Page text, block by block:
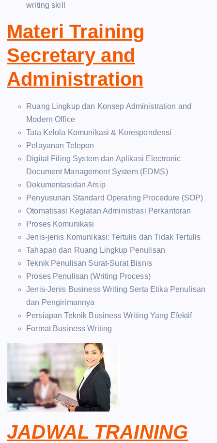
writing skill
Materi Training
Secretary and
Administration
Ruang Lingkup dan Konsep Administration and
Modern Office
Tata Kelola Komunikasi & Korespondensi
Pelayanan Telepon
Digital Filing System dan Aplikasi Electronic
Document Management System (EDMS)
Dokumentasidan Arsip
Penyusunan Standard Operating Procedure (SOP)
Otomatisasi Kegiatan Administrasi Perkantoran
Proses Komunikasi
Jenis-jenis Komunikasi: Tertulis dan Tidak Tertulis
Tahapan dan Ruang Lingkup Penulisan
Teknik Penulisan Surat-Surat Bisnis
Proses Penulisan (Writing Process)
Jenis-Jenis Business Writing Serta Etika Penulisan
dan Pengirimannya
Persiapan Teknik Business Writing Yang Efektif
Format Business Writing
JADWAL TRAINING